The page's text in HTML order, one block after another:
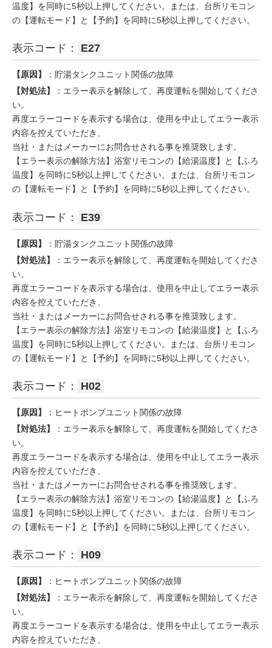
温度】を同時に5秒以上押してください。または、台所リモコン
の【運転モード】と【予約】を同時に5秒以上押してください。
表示コード： E27
【原因】
：貯湯タンクユニット関係の故障
【対処法】
：エラー表示を解除して、再度運転を開始してくださ
い。
再度エラーコードを表示する場合は、使用を中止してエラー表示
内容を控えていただき、
当社・またはメーカーにお問合せされる事を推奨致します。
【エラー表示の解除方法】浴室リモコンの【給湯温度】と【ふろ
温度】を同時に5秒以上押してください。または、台所リモコン
の【運転モード】と【予約】を同時に5秒以上押してください。
表示コード： E39
【原因】
：貯湯タンクユニット関係の故障
【対処法】
：エラー表示を解除して、再度運転を開始してくださ
い。
再度エラーコードを表示する場合は、使用を中止してエラー表示
内容を控えていただき、
当社・またはメーカーにお問合せされる事を推奨致します。
【エラー表示の解除方法】浴室リモコンの【給湯温度】と【ふろ
温度】を同時に5秒以上押してください。または、台所リモコン
の【運転モード】と【予約】を同時に5秒以上押してください。
表示コード： H02
【原因】
：ヒートポンプユニット関係の故障
【対処法】
：エラー表示を解除して、再度運転を開始してくださ
い。
再度エラーコードを表示する場合は、使用を中止してエラー表示
内容を控えていただき、
当社・またはメーカーにお問合せされる事を推奨致します。
【エラー表示の解除方法】浴室リモコンの【給湯温度】と【ふろ
温度】を同時に5秒以上押してください。または、台所リモコン
の【運転モード】と【予約】を同時に5秒以上押してください。
表示コード： H09
【原因】
：ヒートポンプユニット関係の故障
【対処法】
：エラー表示を解除して、再度運転を開始してくださ
い。
再度エラーコードを表示する場合は、使用を中止してエラー表示
内容を控えていただき、